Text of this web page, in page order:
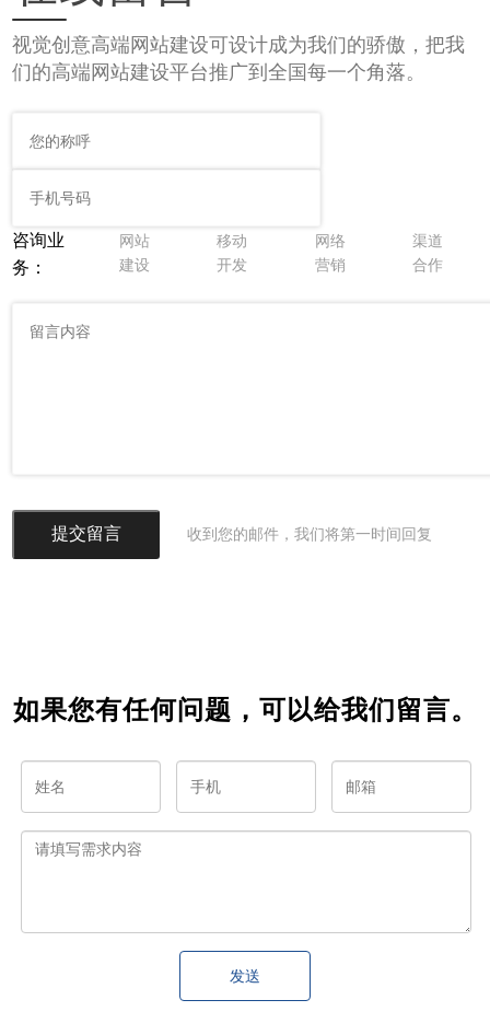
视觉创意高端网站建设可设计成为我们的骄傲，把我
们的高端网站建设平台推广到全国每一个角落。
咨询业
务：
网站
建设
移动
开发
网络
营销
渠道
合作
收到您的邮件，我们将第一时间回复
如果您有任何问题，可以给我们留言。
发送